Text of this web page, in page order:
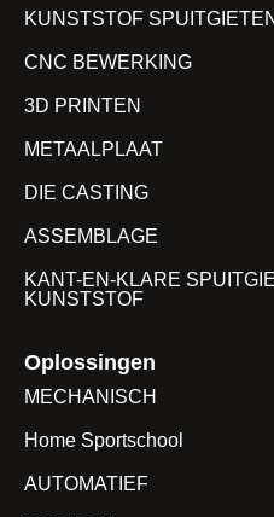
KUNSTSTOF SPUITGIETEN
CNC BEWERKING
3D PRINTEN
METAALPLAAT
DIE CASTING
ASSEMBLAGE
KANT-EN-KLARE
KUNSTSTOF
Oplossingen
MECHANISCH
Home Sportschool
AUTOMATIEF